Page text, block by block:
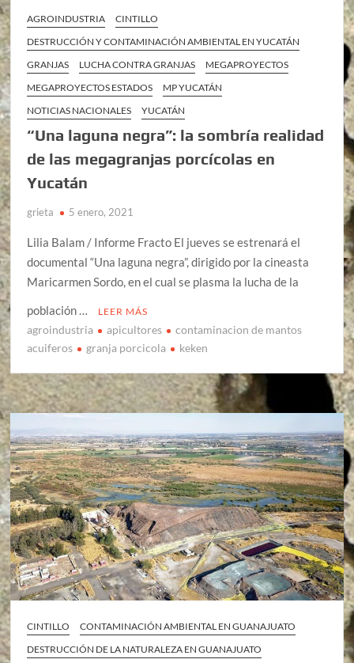
AGROINDUSTRIA
CINTILLO
DESTRUCCIÓN Y CONTAMINACIÓN AMBIENTAL EN YUCATÁN
GRANJAS
LUCHA CONTRA GRANJAS
MEGAPROYECTOS
MEGAPROYECTOS ESTADOS
MP YUCATÁN
NOTICIAS NACIONALES
YUCATÁN
“Una laguna negra”: la sombría realidad
de las megagranjas porcícolas en
Yucatán
grieta 5 enero, 2021
Lilia Balam / Informe Fracto El jueves se estrenará el
documental “Una laguna negra”, dirigido por la cineasta
Maricarmen Sordo, en el cual se plasma la lucha de la
población …
LEER MÁS
agroindustria apicultores
contaminacion de mantos
acuiferos
granja porcicola keken
CINTILLO
CONTAMINACIÓN AMBIENTAL EN GUANAJUATO
DESTRUCCIÓN DE LA NATURALEZA EN GUANAJUATO